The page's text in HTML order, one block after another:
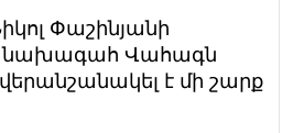
Փաշինյանի
նախագահ Վահագն
է մի շարք